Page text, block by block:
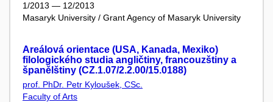
1/2013 — 12/2013
Masaryk University / Grant Agency of Masaryk University
Areálová orientace (USA, Kanada, Mexiko)
filologického studia angličtiny, francouzštiny a
španělštiny (CZ.1.07/2.2.00/15.0188)
prof. PhDr. Petr Kyloušek, CSc.
Faculty of Arts